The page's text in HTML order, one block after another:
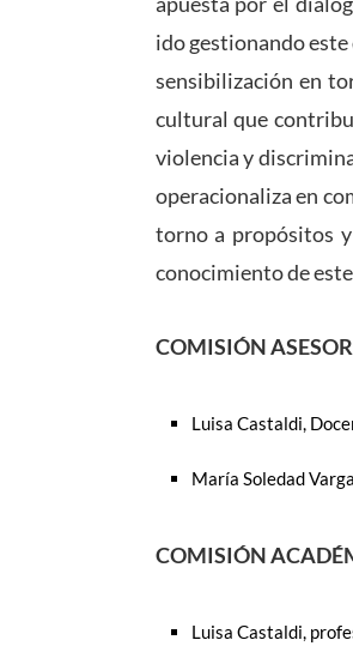
ido gestionando
sensibilización en
cultural que
violencia y
operacionaliza en
torno a propósitos
conocimiento de
COMISIÓN
Luisa Castaldi,
María Soledad
COMISIÓN
Luisa Castaldi,